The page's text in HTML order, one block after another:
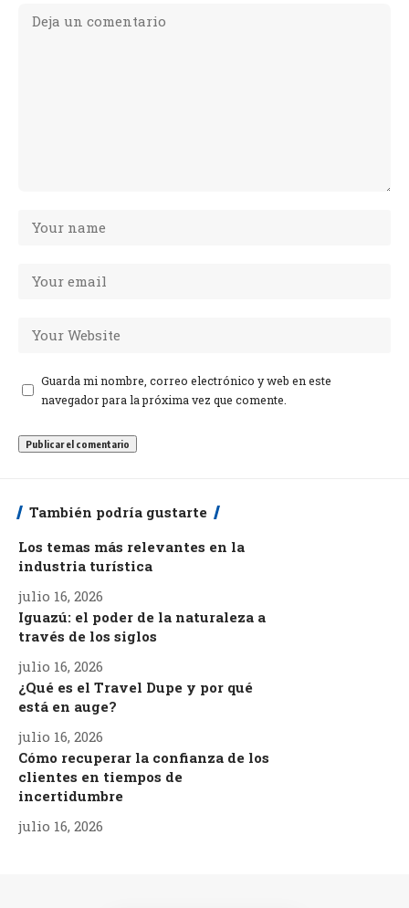
Guarda mi nombre, correo electrónico y web en este
navegador para la próxima vez que comente.
También podría gustarte
Los temas más relevantes en la
industria turística
julio 16, 2026
Iguazú: el poder de la naturaleza a
través de los siglos
julio 16, 2026
¿Qué es el Travel Dupe y por qué
está en auge?
julio 16, 2026
Cómo recuperar la confianza de los
clientes en tiempos de
incertidumbre
julio 16, 2026